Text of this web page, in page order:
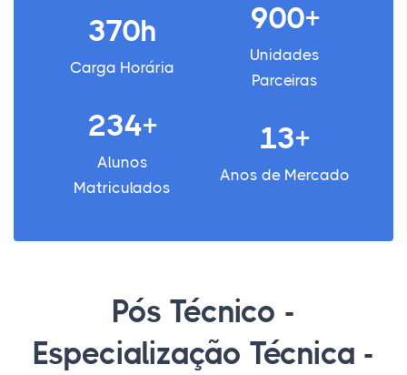
370h
Carga Horária
900+
Unidades
Parceiras
234+
Alunos
Matriculados
13+
Anos de Mercado
Pós Técnico -
Especialização Técnica -